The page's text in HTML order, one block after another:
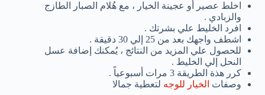
اخلط عصير أو عجينة الخيار ، مع هُلام الصبار الطازج
والزبادي .
افرد الخليط علي بشرتك .
اشطف واجهك بعد من 25 إلي 30 دقيقة .
للحصول علي المزيد من النتائج ، يُمكنك إضافة عسل
النحل إلي الخليط .
كرر هذة الطريقة 3 مرات أسبوعياً .
وصفات الخيار للوجه لتعطية جمالا